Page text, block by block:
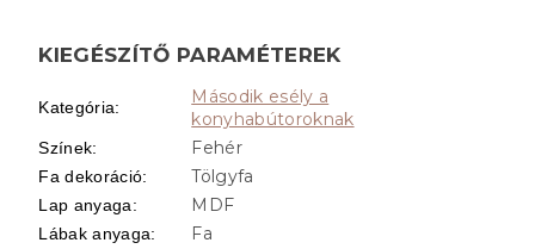
KIEGÉSZÍTŐ PARAMÉTEREK
Kategória:
Második esély a
konyhabútoroknak
Színek: Fehér
Fa dekoráció: Tölgyfa
Lap anyaga: MDF
Lábak anyaga: Fa